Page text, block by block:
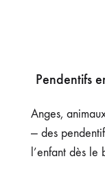
Pendentifs
Anges,
— des
l’enfant dès le